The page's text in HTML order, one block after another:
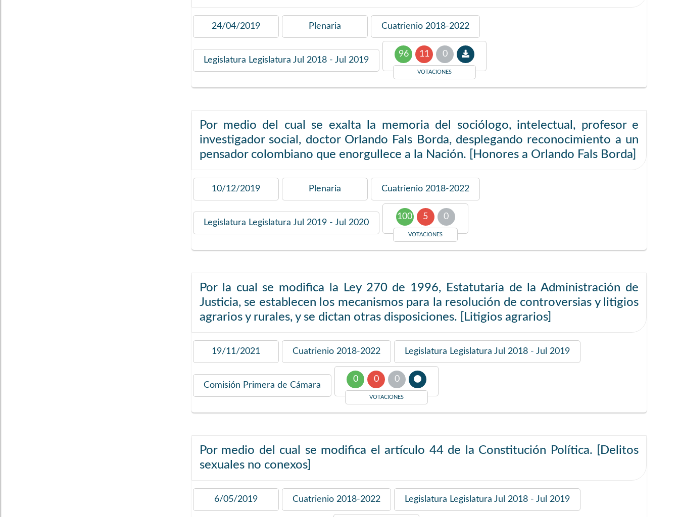
24/04/2019 Plenaria Cuatrienio 2018-2022
Legislatura Legislatura Jul 2018 - Jul 2019
96 11 0
VOTACIONES
Por medio del cual se exalta la memoria del sociólogo, intelectual, profesor e
investigador social, doctor Orlando Fals Borda, desplegando reconocimiento a un
pensador colombiano que enorgullece a la Nación. [Honores a Orlando Fals Borda]
10/12/2019 Plenaria Cuatrienio 2018-2022
Legislatura Legislatura Jul 2019 - Jul 2020
100 5 0
VOTACIONES
Por la cual se modifica la Ley 270 de 1996, Estatutaria de la Administración de
Justicia, se establecen los mecanismos para la resolución de controversias y litigios
agrarios y rurales, y se dictan otras disposiciones. [Litigios agrarios]
19/11/2021 Cuatrienio 2018-2022 Legislatura Legislatura Jul 2018 - Jul 2019
Comisión Primera de Cámara
0 0 0
VOTACIONES
Por medio del cual se modifica el artículo 44 de la Constitución Política. [Delitos
sexuales no conexos]
6/05/2019 Cuatrienio 2018-2022 Legislatura Legislatura Jul 2018 - Jul 2019